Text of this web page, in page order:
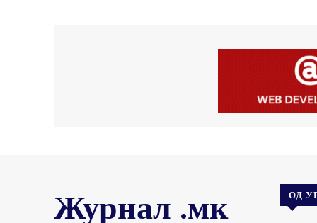
Журнал .мк ОД